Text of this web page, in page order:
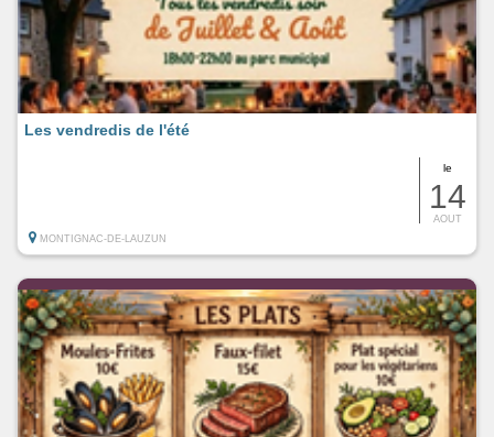
le
14
AOUT
Les vendredis de l'été
MONTIGNAC-DE-LAUZUN